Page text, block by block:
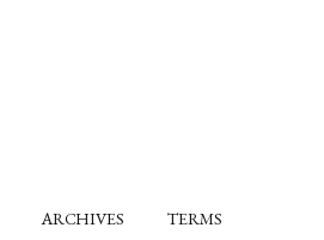
ARCHIVES TERMS